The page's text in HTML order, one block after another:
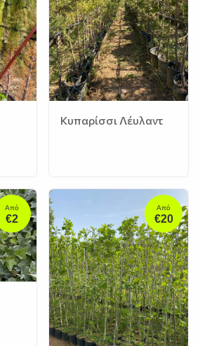
Κυπαρίσσι Λέυλαντ
Από
€2
Από
€20